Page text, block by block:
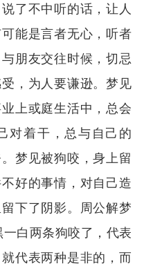
了不中听的话，让人
能是言者无心，听者
朋友交往时候，切忌
，为人要谦逊。梦见
上或庭生活中，总会
对着干，总与自己的
梦见被狗咬，身上留
好的事情，对自己造
下了阴影。周公解梦
白两条狗咬了，代表
代表两种是非的，而